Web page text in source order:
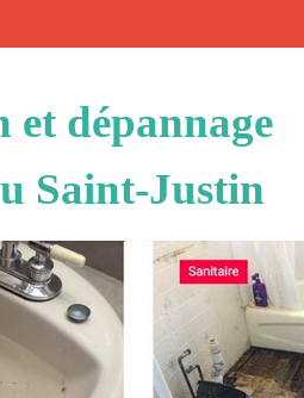
et dépannage
Saint-Justin